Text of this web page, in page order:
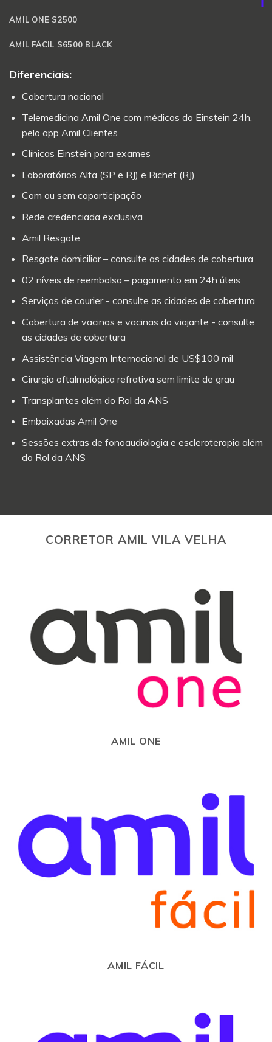
AMIL ONE S2500
AMIL FÁCIL S6500 BLACK
Diferenciais:
Cobertura nacional
Telemedicina Amil One com médicos do Einstein 24h,
pelo app Amil Clientes
Clínicas Einstein para exames
Laboratórios Alta (SP e RJ) e Richet (RJ)
Com ou sem coparticipação
Rede credenciada exclusiva
Amil Resgate
Resgate domiciliar – consulte as cidades de cobertura
02 níveis de reembolso – pagamento em 24h úteis
Serviços de courier - consulte as cidades de cobertura
Cobertura de vacinas e vacinas do viajante - consulte
as cidades de cobertura
Assistência Viagem Internacional de US$100 mil
Cirurgia oftalmológica refrativa sem limite de grau
Transplantes além do Rol da ANS
Embaixadas Amil One
Sessões extras de fonoaudiologia e escleroterapia além
do Rol da ANS
CORRETOR AMIL VILA VELHA
AMIL ONE
AMIL FÁCIL